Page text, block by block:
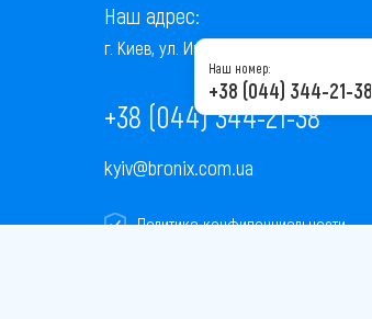
Наш адрес:
г. Киев, ул. Институтская, 22/7, оф. 41
+38 (044) 344-21-38
kyiv@bronix.com.ua
Политика конфиденциальности
Наш номер:
+38 (044) 344-21-38